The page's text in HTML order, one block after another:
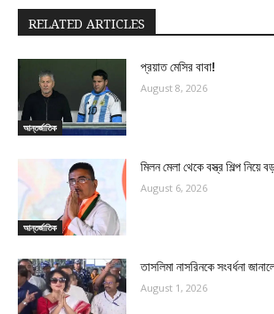
RELATED ARTICLES
আন্তর্জাতিক
প্রয়াত মেসির বাবা!
August 8, 2026
আন্তর্জাতিক
মিলন মেলা থেকে বস্ত্র শিল্প নিয়ে
August 6, 2026
তাসলিমা নাসরিনকে সংবর্ধনা
August 1, 2026